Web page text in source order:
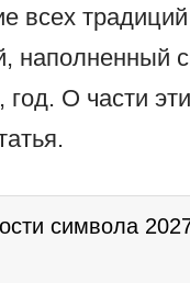
всех традиций
наполненный
О части
символа